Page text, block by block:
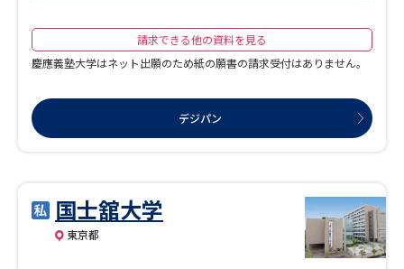
ーシップを発揮し、人や組織をつなぎながら、社会課題や膨大な情報に的確に対応
できるファシリテーターをめざします。 ■ビジネスマネジメント学群 「実践で生き
る知識とスキルを、バランスよく身に付ける。」 エアライン、観光、ホスピタリテ
「ビジネスプログラム」の４つの領域と、ビジネススキルを獲得する「マネジメン
トプログラム」の４つの科目群を横断的に学びながら、理論と実践をバランスよく
学びます。 人々の暮らしや社会を思いやる、キリスト教精神に基づく愛をビジネス
ル・アーツ」の世界で活躍するための専門性と幅広い感性を、時に専修を横断しな
がら高められる環境が特徴です。多彩に揃うマイナープログラムを合わせて学べ
ば、将来の可能性がさらに広がります。 ■航空学群 「日本で唯一、航空学を専門的
に学べる舞台。」 パイロット、航空管制、航空機管理、空港運営など、航空に関わ
る幅広い専門職を担うスペシャリストを育成しています。航空業界との強い連携を
請求できる他の資料を見る
慶應義塾大学はネット出願のため紙の願書の請求受付はありません。
デジパン
国士舘大学
東京都